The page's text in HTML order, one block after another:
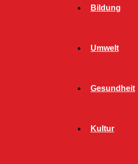
Bildung
Umwelt
Gesundheit
Kultur